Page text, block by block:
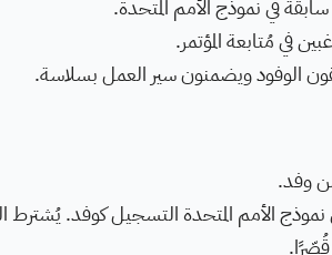
وفد.
الأمم المتحدة التسجيل كوفد. يُشترط